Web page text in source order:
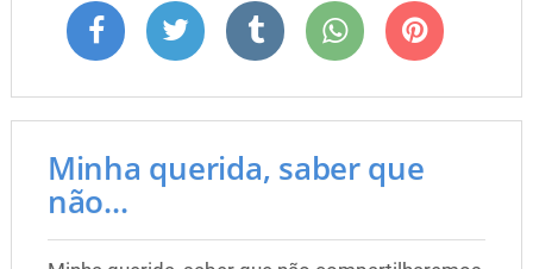
Minha querida, saber que
não...